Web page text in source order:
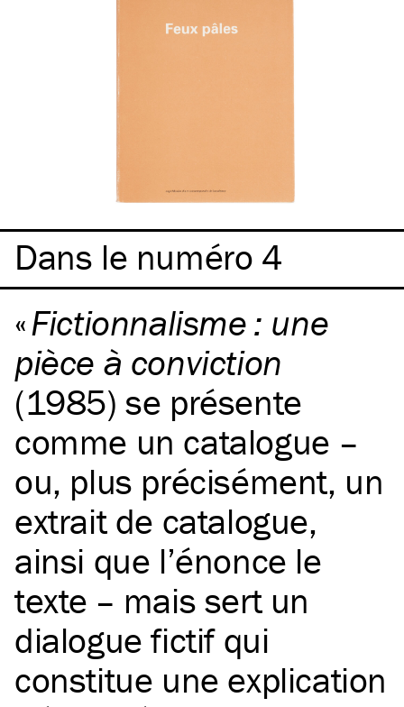
Dans le numéro 4
Fictionnalisme : une
pièce à conviction
(1985) se présente
comme un catalogue –
ou, plus précisément, un
extrait de catalogue,
ainsi que l’énonce le
texte – mais sert un
dialogue fictif qui
constitue une explication